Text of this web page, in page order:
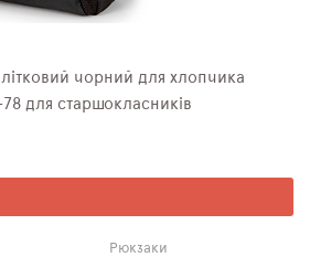
чорний для хлопчика
для старшокласників
Рюкзаки